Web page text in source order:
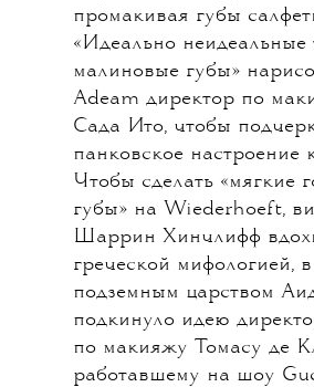
промакивая губы
«Идеально неидеальные
малиновые губы»
Adeam директор по
Сада Ито, чтобы
панковское настроение
Чтобы сделать «мягкие
губы» на Wiederhoeft,
Шаррин Хинчлифф
греческой мифологией,
подземным царством
подкинуло идею
по макияжу Томасу де
работавшему на шоу